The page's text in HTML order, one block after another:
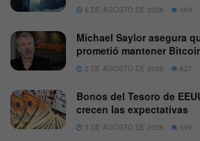
6 DE AGOSTO DE 2026 560
Michael Saylor asegura
prometió mantener
2 DE AGOSTO DE 2026 627
Bonos del Tesoro de
crecen las expectativas
3 DE AGOSTO DE 2026 599